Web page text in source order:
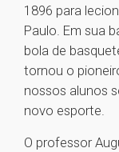
1896 para
Paulo. Em sua
bola de
tornou o
nossos alunos
novo esporte.
O professor